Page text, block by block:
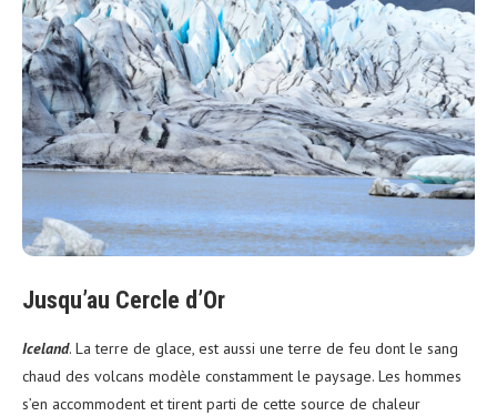
Jusqu’au Cercle d’Or
Iceland. La terre de glace, est aussi une terre de feu dont le sang
chaud des volcans modèle constamment le paysage. Les hommes
s’en accommodent et tirent parti de cette source de chaleur